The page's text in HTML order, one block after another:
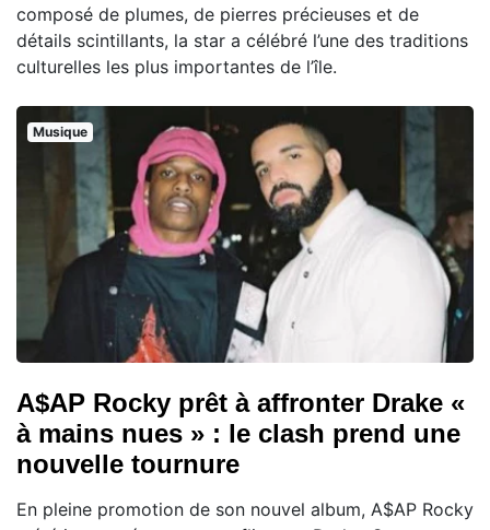
composé de plumes, de pierres précieuses et de
détails scintillants, la star a célébré l’une des traditions
culturelles les plus importantes de l’île.
Musique
A$AP Rocky prêt à affronter Drake «
à mains nues » : le clash prend une
nouvelle tournure
En pleine promotion de son nouvel album, A$AP Rocky